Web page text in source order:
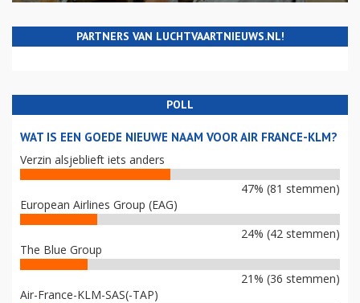
PARTNERS VAN LUCHTVAARTNIEUWS.NL!
POLL
WAT IS EEN GOEDE NIEUWE NAAM VOOR AIR FRANCE-KLM?
Verzin alsjeblieft iets anders
47% (81 stemmen)
European Airlines Group (EAG)
24% (42 stemmen)
The Blue Group
21% (36 stemmen)
Air-France-KLM-SAS(-TAP)